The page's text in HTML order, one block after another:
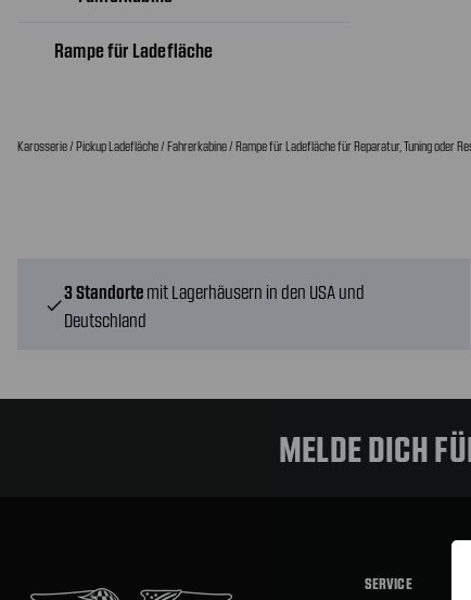
Rampe für Ladefläche
Karosserie / Pickup Ladefläche / Fahrerkabine / Rampe für Ladefläche für Reparatur, Tuning oder
check
3 Standorte mit Lagerhäusern in den USA und
Deutschland
MELDE DICH
SERVICE